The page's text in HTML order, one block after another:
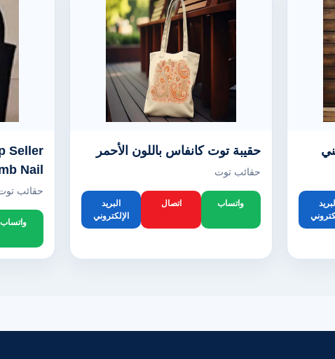
حقيبة توت كانفاس باللون الأحمر
حقائب توت
واتساب اتصال
البريد
الإلكتروني
Nail
حقائب
واتساب